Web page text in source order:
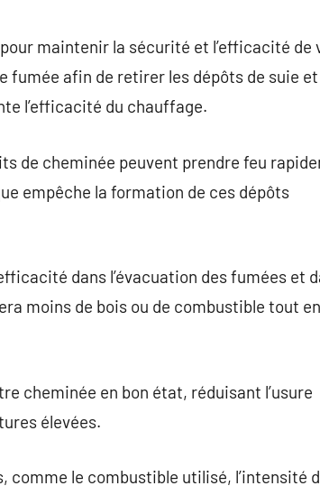
maintenir la sécurité et l’efficacité de
fumée afin de retirer les dépôts de suie
l’efficacité du chauffage.
de cheminée peuvent prendre feu
empêche la formation de ces dépôts
dans l’évacuation des fumées et
moins de bois ou de combustible tout en
cheminée en bon état, réduisant l’usure
élevées.
comme le combustible utilisé, l’intensité